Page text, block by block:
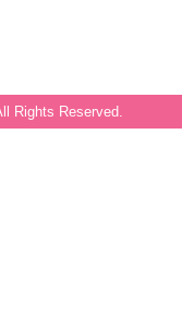
Rights Reserved.